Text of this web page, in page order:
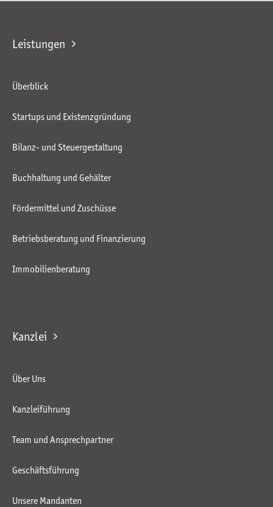
Leistungen
Überblick
Startups und Existenzgründung
Bilanz- und Steuergestaltung
Buchhaltung und Gehälter
Fördermittel und Zuschüsse
Betriebsberatung und Finanzierung
Immobilienberatung
Kanzlei
Über Uns
Kanzleiführung
Team und Ansprechpartner
Geschäftsführung
Unsere Mandanten